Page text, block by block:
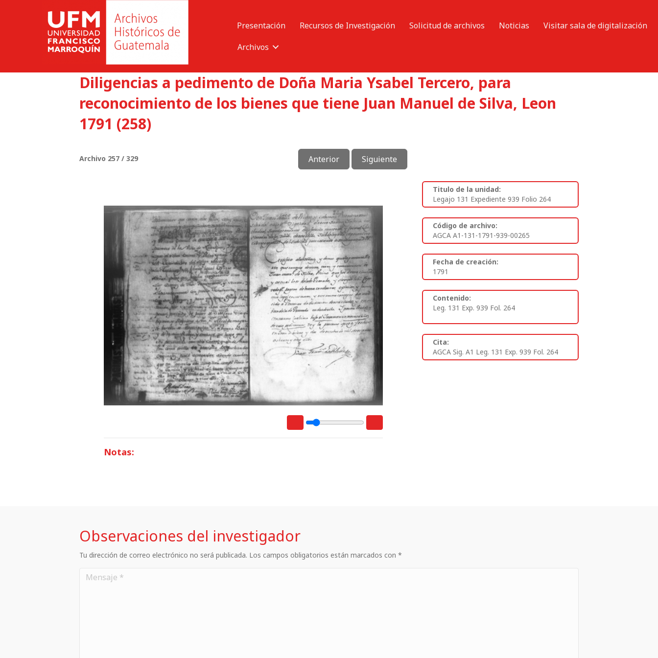
Presentación Recursos de Investigación Solicitud de archivos Noticias
Visitar sala de digitalización
Archivos
Diligencias a pedimento de Doña Maria Ysabel Tercero, para
reconocimiento de los bienes que tiene Juan Manuel de Silva, Leon
1791 (258)
Archivo 257 / 329 Anterior Siguiente
Notas:
Titulo de la unidad:
Legajo 131 Expediente 939 Folio 264
Código de archivo:
AGCA A1-131-1791-939-00265
Fecha de creación:
1791
Contenido:
Leg. 131 Exp. 939 Fol. 264
Cita:
AGCA Sig. A1 Leg. 131 Exp. 939 Fol. 264
Observaciones del investigador
Tu dirección de correo electrónico no será publicada. Los campos obligatorios están marcados con *